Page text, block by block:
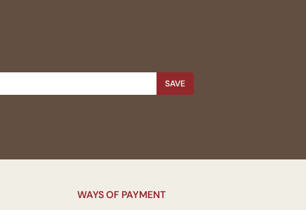
SAVE
WAYS OF PAYMENT